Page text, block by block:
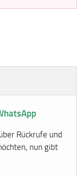
Rückrufe und
nun gibt